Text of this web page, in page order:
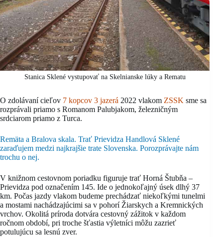
Stanica Sklené vystupovať na Skelnianske lúky a Rematu
O zdolávaní cieľov 7 kopcov 3 jazerá 2022 vlakom ZSSK sme sa
rozprávali priamo s Romanom Palubjakom, železničným
srdciarom priamo z Turca.
Remäta a Bralova skala. Trať Prievidza Handlová Sklené
zaraďujem medzi najkrajšie trate Slovenska. Porozprávajte nám
trochu o nej.
V knižnom cestovnom poriadku figuruje trať Horná Štubňa –
Prievidza pod označením 145. Ide o jednokoľajný úsek dlhý 37
km. Počas jazdy vlakom budeme prechádzať niekoľkými tunelmi
a mostami nachádzajúcimi sa v pohorí Žiarskych a Kremnických
vrchov. Okolitá príroda dotvára cestovný zážitok v každom
ročnom období, pri troche šťastia výletníci môžu zazrieť
potulujúcu sa lesnú zver.